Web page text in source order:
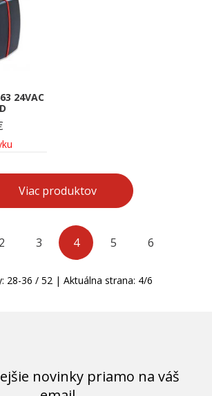
24VAC
Viac produktov
2 3 4 5 6
28-36 / 52 | Aktuálna strana: 4/6
novinky priamo na váš